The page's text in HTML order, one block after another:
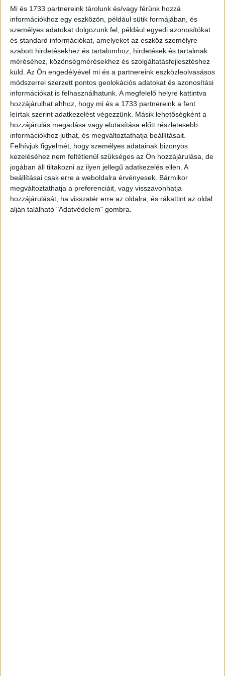
Mi és 1733 partnereink tárolunk és/vagy férünk hozzá
információkhoz egy eszközön, például sütik formájában, és
személyes adatokat dolgozunk fel, például egyedi azonosítókat
és standard információkat, amelyeket az eszköz személyre
szabott hirdetésekhez és tartalomhoz, hirdetések és tartalmak
méréséhez, közönségmérésekhez és szolgáltatásfejlesztéshez
küld. Az Ön engedélyével mi és a partnereink eszközleolvasásos
módszerrel szerzett pontos geolokációs adatokat és azonosítási
információkat is felhasználhatunk. A megfelelő helyre kattintva
hozzájárulhat ahhoz, hogy mi és a 1733 partnereink a fent
leírtak szerint adatkezelést végezzünk. Másik lehetőségként a
hozzájárulás megadása vagy elutasítása előtt részletesebb
információkhoz juthat, és megváltoztathatja beállításait.
Felhívjuk figyelmét, hogy személyes adatainak bizonyos
kezeléséhez nem feltétlenül szükséges az Ön hozzájárulása, de
jogában áll tiltakozni az ilyen jellegű adatkezelés ellen. A
beállításai csak erre a weboldalra érvényesek. Bármikor
megváltoztathatja a preferenciáit, vagy visszavonhatja
hozzájárulását, ha visszatér erre az oldalra, és rákattint az oldal
alján található "Adatvédelem" gombra.
ugyanis augusztus 19-től a Tales of the Walking Dead
részeit is követhetik a magyar nézők. A sorozat első
évada hat különálló történetet mesél el a The Walking
Dead-univerzumból új és korábbról már ismert
karakterekkel.
A The Walking Dead: Daryl Dixon - The Book of Carol
főszereplői Reedus, McBride, Clémence Poésy, Louis
Puech Scigliuzzi, Laika Blanc Francard, Charrier, Romain
Levi és Eriq Ebouaney, a showrunner David Zabel, Scott M.
Gimple, Reedus, McBride, Greg Nicotero, Angela Kang,
Brian Bockrath, Daniel Percival, Jason Richman és Steve
Squillante.
Premier:
The Walking Dead: Daryl Dixon – Book of Carol 2024.